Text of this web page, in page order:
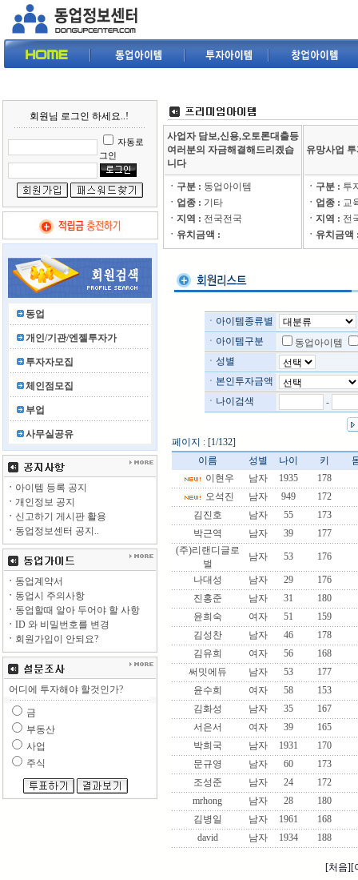
회원님 로그인 하세요..!
자동로
그인
동업
개인/기관/엔젤투자가
투자자모집
체인점모집
부업
사무실공유
ㆍ 아이템 등록 공지
ㆍ개인정보 공지
ㆍ 신고하기 게시판 활용
ㆍ 동업정보센터 공지..
ㆍ 동업계약서
ㆍ 동업시 주의사항
ㆍ 동업할때 알아 두어야 할 사항
ㆍID 와 비밀번호를 변경
ㆍ 회원가입이 안되요?
어디에 투자해야 할것인가?
금
부동산
사업
주식
사업자 담보,신용,오토론대출등
여러분의 자금해결해드리곘습
니다
ㆍ구분 : 동업아이템
ㆍ업종 : 기타
ㆍ지역 : 전국전국
ㆍ유치금액 :
유망사업
ㆍ구분 : 투
ㆍ업종 : 교
ㆍ지역 : 전
ㆍ유치금
ㆍ아이템종류별
ㆍ아이템구분
동업아이템
ㆍ성별
ㆍ본인투자금액
ㆍ나이검색
-
페이지 : [1/132]
이름
성별 나이 키
이현우
남자 1935
178
오석진
남자 949
172
김진호
남자 55
173
박근역
남자 39
177
(주)리랜디글로
벌
남자 53 176
나대성 남자 29
176
진홍준
남자 31
180
윤희숙
여자 51
159
김성찬
남자 46
178
김유희
여자 56
168
써밋에듀
남자 53
177
윤수희
여자 58
153
김화성
남자 35
167
서은서
여자 39
165
박희국
남자 1931
170
문규영
남자 60
173
조성준
남자 24
172
mrhong
남자 28
180
김병일
남자 1961
168
david
남자 1934 188
[처음][